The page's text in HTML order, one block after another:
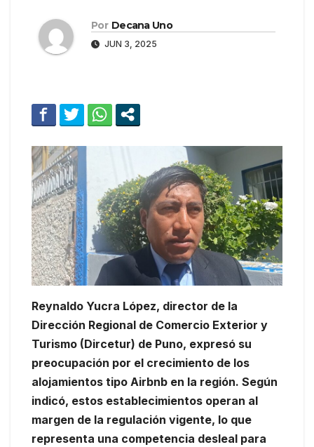
Por Decana Uno
JUN 3, 2025
Reynaldo Yucra López, director de la
Dirección Regional de Comercio Exterior y
Turismo (Dircetur) de Puno, expresó su
preocupación por el crecimiento de los
alojamientos tipo Airbnb en la región. Según
indicó, estos establecimientos operan al
margen de la regulación vigente, lo que
representa una competencia desleal para